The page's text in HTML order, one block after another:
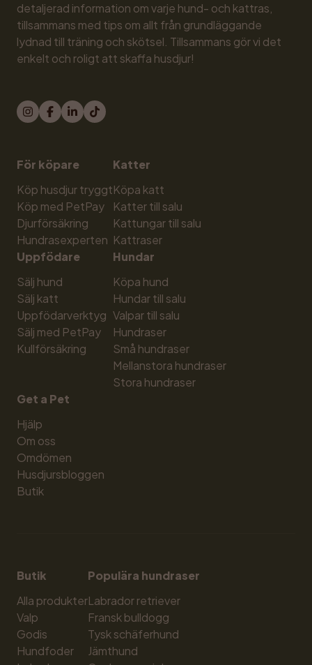
detaljerad information om varje hund- och kattras,
tillsammans med tips om allt från grundläggande
lydnad till träning och skötsel. Tillsammans gör vi det
enkelt och roligt att skaffa husdjur!
För köpare
Köp husdjur tryggt
Köp med PetPay
Djurförsäkring
Hundrasexperten
Uppfödare
Sälj hund
Sälj katt
Uppfödarverktyg
Sälj med PetPay
Kullförsäkring
Katter
Köpa katt
Katter till salu
Kattungar till salu
Kattraser
Hundar
Köpa hund
Hundar till salu
Valpar till salu
Hundraser
Små hundraser
Mellanstora hundraser
Stora hundraser
Get a Pet
Hjälp
Om oss
Omdömen
Husdjursbloggen
Butik
Butik
Alla produkter
Valp
Godis
Hundfoder
Populära hundraser
Labrador retriever
Fransk bulldogg
Tysk schäferhund
Jämthund